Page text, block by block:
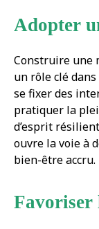
Adopter
Construire une
un rôle clé
se fixer des
pratiquer la
d’esprit
ouvre la voie à
bien-être accru.
Favoriser